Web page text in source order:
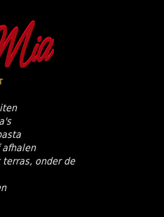
onder de